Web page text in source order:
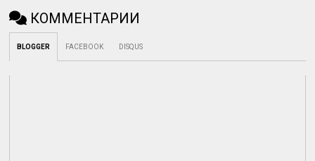
КОММЕНТАРИИ
BLOGGER FACEBOOK DISQUS